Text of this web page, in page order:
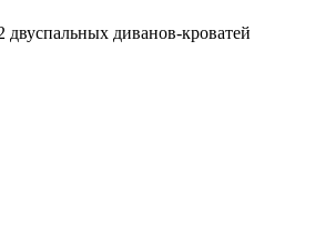
двуспальных диванов-кроватей